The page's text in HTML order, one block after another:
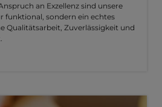
an Exzellenz sind unsere
funktional, sondern ein echtes
Qualitätsarbeit, Zuverlässigkeit und